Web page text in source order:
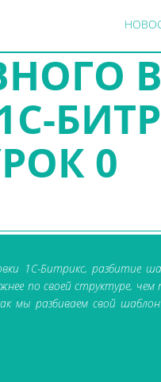
0
1С-Битрикс, разбитие
по своей структуре, чем
мы разбиваем свой